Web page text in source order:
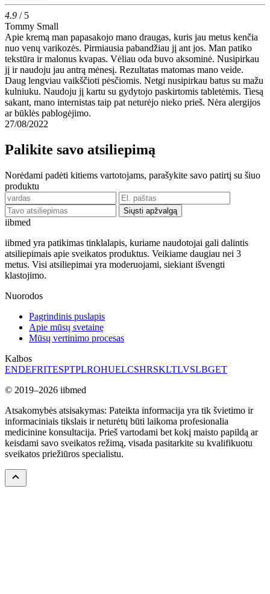
4.9 / 5
Tommy Small
Apie kremą man papasakojo mano draugas, kuris jau metus kenčia
nuo venų varikozės. Pirmiausia pabandžiau jį ant jos. Man patiko
tekstūra ir malonus kvapas. Vėliau oda buvo aksominė. Nusipirkau
jį ir naudoju jau antrą mėnesį. Rezultatas matomas mano veide.
Daug lengviau vaikščioti pėsčiomis. Netgi nusipirkau batus su mažu
kulniuku. Naudoju jį kartu su gydytojo paskirtomis tabletėmis. Tiesą
sakant, mano internistas taip pat neturėjo nieko prieš. Nėra alergijos
ar būklės pablogėjimo.
27/08/2022
Palikite savo atsiliepimą
Norėdami padėti kitiems vartotojams, parašykite savo patirtį su šiuo
produktu
Siųsti apžvalgą
iibmed
iibmed yra patikimas tinklalapis, kuriame naudotojai gali dalintis
atsiliepimais apie sveikatos produktus. Veikiame daugiau nei 3
metus. Visi atsiliepimai yra moderuojami, siekiant išvengti
klastojimo.
Nuorodos
Pagrindinis puslapis
Apie mūsų svetainę
Mūsų vertinimo procesas
Kalbos
ENDEFRITESPTPLROHUELCSHRSKLTLVSLBGET
© 2019–2026 iibmed
Atsakomybės atsisakymas: Pateikta informacija yra tik švietimo ir
informaciniais tikslais ir neturėtų būti laikoma profesionalia
medicinine konsultacija. Prieš vartodami bet kokį maisto papildą ar
keisdami savo sveikatos režimą, visada pasitarkite su kvalifikuotu
sveikatos priežiūros specialistu.